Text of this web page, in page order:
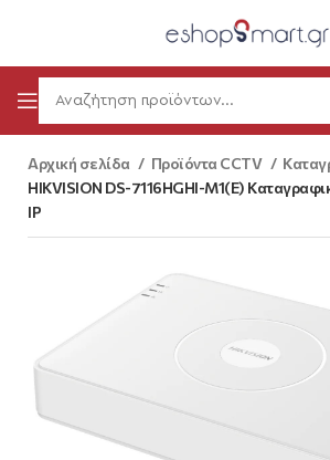
Αρχική σελίδα Προϊόντα CCTV
HIKVISION DS-7116HGHI-M1(E)
IP